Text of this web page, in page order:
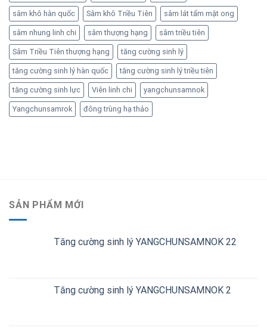
sâm khô hàn quốc Sâm khô Triều Tiên sâm lát tẩm mật ong
sâm nhung linh chi sâm thượng hạng sâm triều tiên
Sâm Triều Tiên thượng hạng tăng cường sinh lý
tăng cường sinh lý hàn quốc tăng cường sinh lý triều tiên
tăng cường sinh lực Viên linh chi yangchunsamnok
Yangchunsamrok đông trùng hạ thảo
SẢN PHẨM MỚI
Tăng cường sinh lý YANGCHUNSAMNOK 22
Tăng cường sinh lý YANGCHUNSAMNOK 2